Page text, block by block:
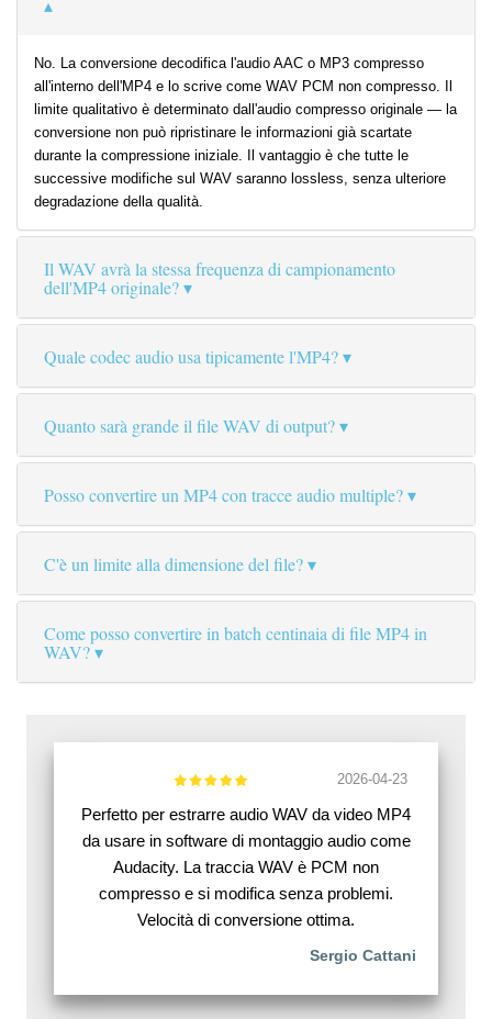
No. La conversione decodifica l'audio AAC o MP3 compresso
all'interno dell'MP4 e lo scrive come WAV PCM non compresso. Il
limite qualitativo è determinato dall'audio compresso originale — la
conversione non può ripristinare le informazioni già scartate
durante la compressione iniziale. Il vantaggio è che tutte le
successive modifiche sul WAV saranno lossless, senza ulteriore
degradazione della qualità.
Il WAV avrà la stessa frequenza di campionamento
dell'MP4 originale?
Quale codec audio usa tipicamente l'MP4?
Quanto sarà grande il file WAV di output?
Posso convertire un MP4 con tracce audio multiple?
C'è un limite alla dimensione del file?
Come posso convertire in batch centinaia di file MP4 in
WAV?
2026-04-23
Perfetto per estrarre audio WAV da video MP4
da usare in software di montaggio audio come
Audacity. La traccia WAV è PCM non
compresso e si modifica senza problemi.
Velocità di conversione ottima.
Sergio Cattani